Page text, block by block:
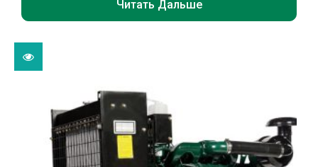
Читать Дальше